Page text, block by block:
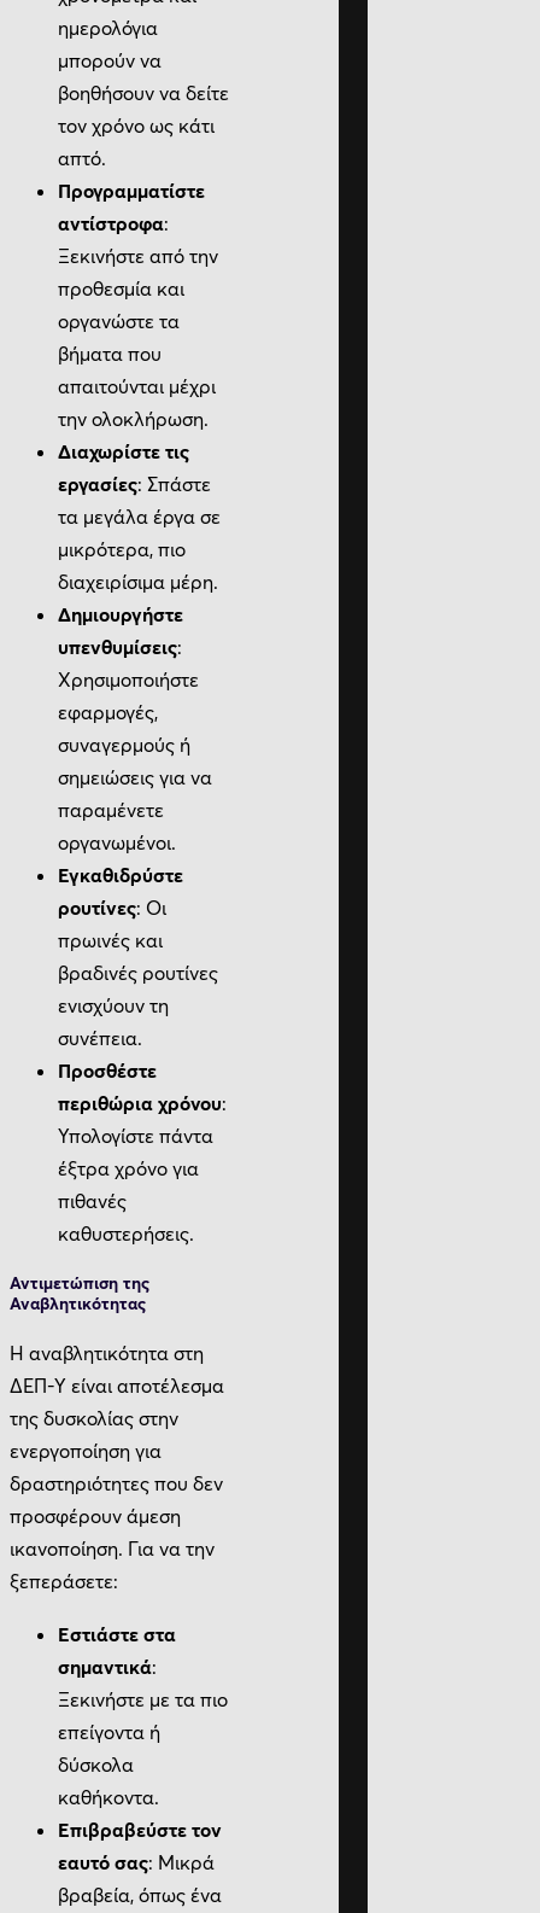
ημερολόγια
μπορούν να
βοηθήσουν να δείτε
τον χρόνο ως κάτι
απτό.
Προγραμματίστε
αντίστροφα:
Ξεκινήστε από την
προθεσμία και
οργανώστε τα
βήματα που
απαιτούνται μέχρι
την ολοκλήρωση.
Διαχωρίστε τις
εργασίες: Σπάστε
τα μεγάλα έργα σε
μικρότερα, πιο
διαχειρίσιμα μέρη.
Δημιουργήστε
υπενθυμίσεις:
Χρησιμοποιήστε
εφαρμογές,
συναγερμούς ή
σημειώσεις για να
παραμένετε
οργανωμένοι.
Εγκαθιδρύστε
ρουτίνες: Οι
πρωινές και
βραδινές ρουτίνες
ενισχύουν τη
συνέπεια.
Προσθέστε
περιθώρια χρόνου:
Υπολογίστε πάντα
έξτρα χρόνο για
πιθανές
καθυστερήσεις.
Αντιμετώπιση της
Αναβλητικότητας
Η αναβλητικότητα στη
ΔΕΠ-Υ είναι αποτέλεσμα
της δυσκολίας στην
ενεργοποίηση για
δραστηριότητες που δεν
προσφέρουν άμεση
ικανοποίηση. Για να την
ξεπεράσετε:
Εστιάστε στα
σημαντικά:
Ξεκινήστε με τα πιο
επείγοντα ή
δύσκολα
καθήκοντα.
Επιβραβεύστε τον
εαυτό σας: Μικρά
βραβεία, όπως ένα